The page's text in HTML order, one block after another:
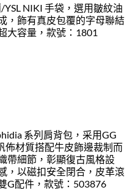
YSL NIKI 手袋，選用皺紋油
，飾有真皮包覆的字母聯結
大容量，款號：1801
系列肩背包，采用GG
佈材質搭配牛皮飾邊裁制而
帶細節，彰顯復古風格設
，以磁扣安全閉合，皮革滾
G配件，款號：503876